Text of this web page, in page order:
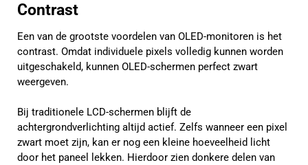
Contrast
Een van de grootste voordelen van OLED-monitoren is het
contrast. Omdat individuele pixels volledig kunnen worden
uitgeschakeld, kunnen OLED-schermen perfect zwart
weergeven.
Bij traditionele LCD-schermen blijft de
achtergrondverlichting altijd actief. Zelfs wanneer een pixel
zwart moet zijn, kan er nog een kleine hoeveelheid licht
door het paneel lekken. Hierdoor zien donkere delen van